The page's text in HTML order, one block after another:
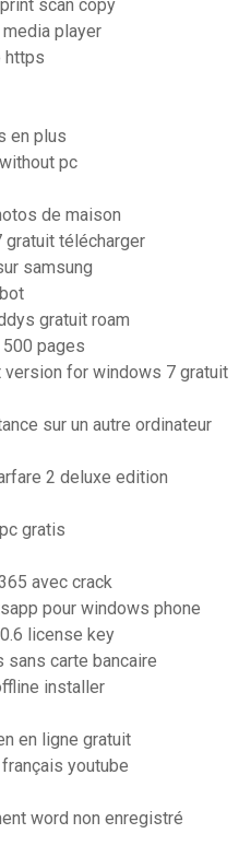
scan copy
player
https
en plus
pc
de maison
télécharger
samsung
gratuit roam
pages
for windows 7 gratuit
sur un autre ordinateur
2 deluxe edition
gratis
avec crack
pour windows phone
license key
carte bancaire
installer
en ligne gratuit
youtube
word non enregistré